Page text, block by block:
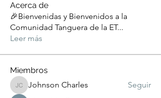
Acerca de
🎉Bienvenidas y Bienvenidos a la
Comunidad Tanguera de la ET...
Leer más
Miembros
Johnson Charles
Johnson Charles
Seguir